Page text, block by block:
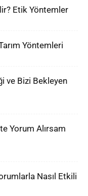
Etik Yöntemler
Yöntemleri
ve Bizi Bekleyen
Yorum Alırsam
Nasıl Etkili